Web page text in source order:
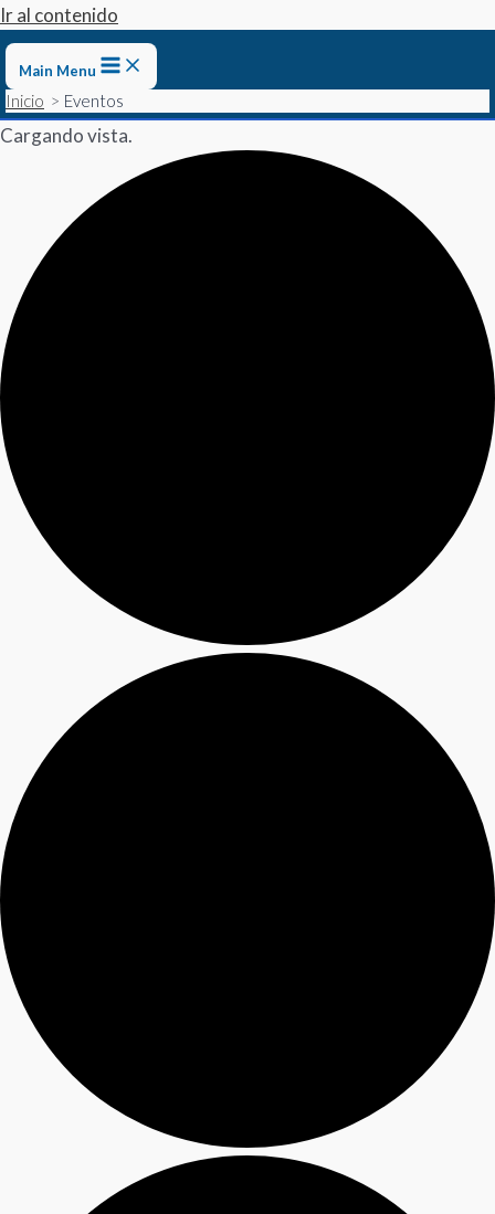
Ir al contenido
Main Menu
Inicio Eventos
Cargando vista.